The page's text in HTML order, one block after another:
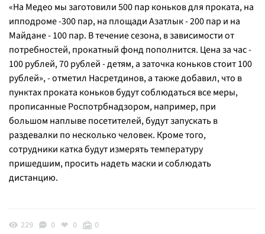
«На Медео мы заготовили 500 пар коньков для проката, на
ипподроме -300 пар, на площади Азатлык - 200 пар и на
Майдане - 100 пар. В течение сезона, в зависимости от
потребностей, прокатный фонд пополнится. Цена за час -
100 рублей, 70 рублей - детям, а заточка коньков стоит 100
рублей», - отметил Насретдинов, а также добавил, что в
пунктах проката коньков будут соблюдаться все меры,
прописанные Роспотрбнадзором, например, при
большом наплыве посетителей, будут запускать в
раздевалки по несколько человек. Кроме того,
сотрудники катка будут измерять температуру
пришедшим, просить надеть маски и соблюдать
дистанцию.
229 0 0 0